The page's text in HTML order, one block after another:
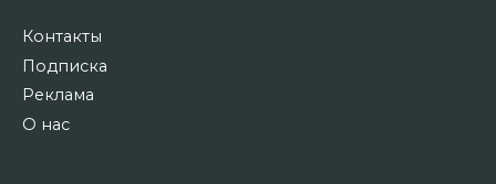
Контакты
Подписка
Реклама
О нас